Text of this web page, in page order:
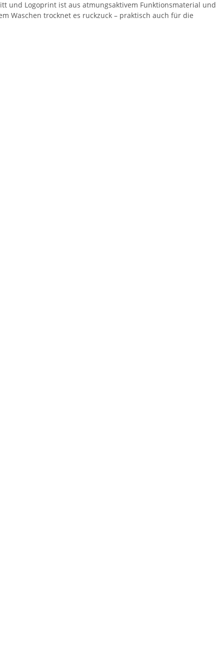
und Logoprint ist aus atmungsaktivem Funktionsmaterial und
Waschen trocknet es ruckzuck – praktisch auch für die